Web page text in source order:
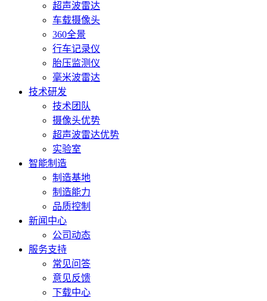
超声波雷达
车载摄像头
360全景
行车记录仪
胎压监测仪
毫米波雷达
技术研发
技术团队
摄像头优势
超声波雷达优势
实验室
智能制造
制造基地
制造能力
品质控制
新闻中心
公司动态
服务支持
常见问答
意见反馈
下载中心